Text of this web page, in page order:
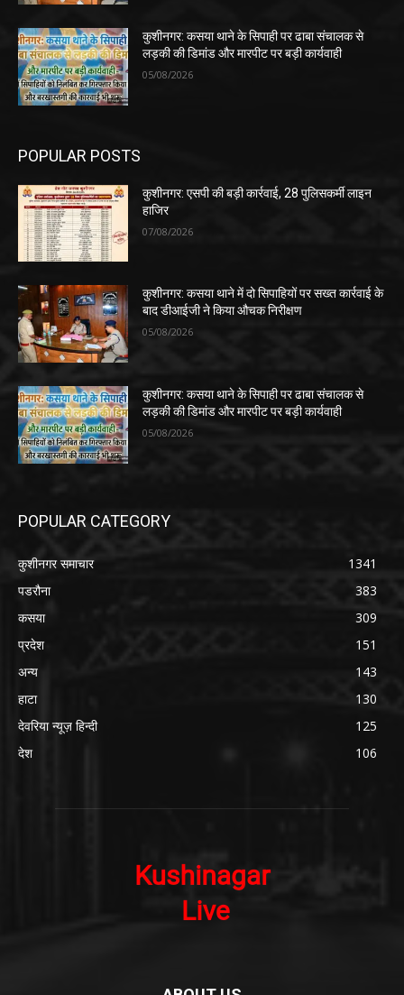
कुशीनगर: कसया थाने के सिपाही पर ढाबा संचालक से
लड़की की डिमांड और मारपीट पर बड़ी कार्यवाही
05/08/2026
POPULAR POSTS
कुशीनगर: एसपी की बड़ी कार्रवाई, 28 पुलिसकर्मी लाइन
हाजिर
07/08/2026
कुशीनगर: कसया थाने में दो सिपाहियों पर सख्त कार्रवाई के
बाद डीआईजी ने किया औचक निरीक्षण
05/08/2026
कुशीनगर: कसया थाने के सिपाही पर ढाबा संचालक से
लड़की की डिमांड और मारपीट पर बड़ी कार्यवाही
05/08/2026
POPULAR CATEGORY
कुशीनगर समाचार
1341
पडरौना
383
कसया
309
प्रदेश
151
अन्य
143
हाटा
130
देवरिया न्यूज़ हिन्दी
125
देश
106